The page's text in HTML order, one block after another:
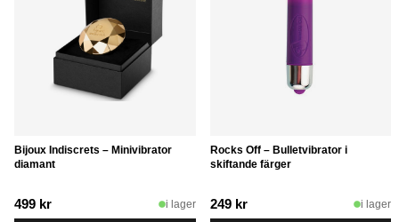
Bijoux Indiscrets – Minivibrator
diamant
499 kr i lager
Rocks Off – Bulletvibrator i
skiftande färger
249 kr i lager